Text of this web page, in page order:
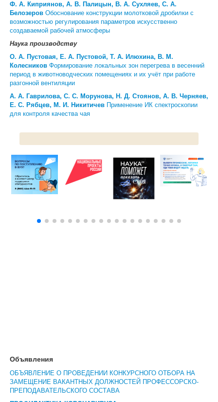
Ф. А. Киприянов, А. В. Палицын, В. А. Сухляев, С. А.
Белозеров Обоснование конструкции молотковой дробилки с
возможностью регулирования параметров искусственно
создаваемой рабочей атмосферы
Наука производству
О. А. Пустовая, Е. А. Пустовой, Т. А. Илюхина, В. М.
Колесников Формирование локальных зон перегрева в весенний
период в животноводческих помещениях и их учёт при работе
разгонной вентиляции
А. А. Гаврилова, С. С. Морунова, Н. Д. Стоянов, А. В. Черняев,
Е. С. Рябцев, М. И. Никитичев Применение ИК спектроскопии
для контроля качества чая
Объявления
ОБЪЯВЛЕНИЕ О ПРОВЕДЕНИИ КОНКУРСНОГО ОТБОРА НА
ЗАМЕЩЕНИЕ ВАКАНТНЫХ ДОЛЖНОСТЕЙ ПРОФЕССОРСКО-
ПРЕПОДАВАТЕЛЬСКОГО СОСТАВА